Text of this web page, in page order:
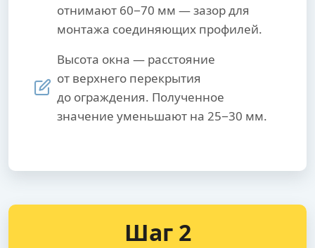
отнимают 60−70 мм — зазор для
монтажа соединяющих профилей.
Высота окна — расстояние
от верхнего перекрытия
до ограждения. Полученное
значение уменьшают на 25−30 мм.
Шаг 2